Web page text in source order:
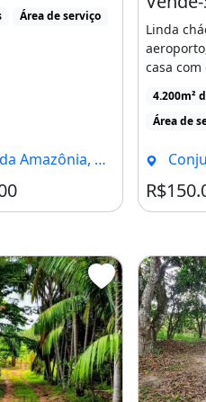
Área de serviço
Rio Branco - AC
Linda
casa
banheiro
4.200m²
Área de
Conjunto